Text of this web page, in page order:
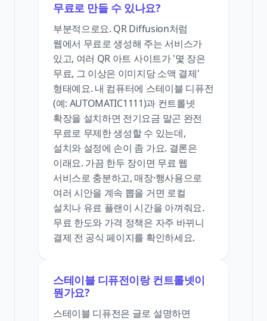
무료로 만들 수 있나요?
부분적으로요. QR Diffusion처럼
웹에서 무료로 생성해 주는 서비스가
있고, 여러 QR 아트 사이트가 '몇 장은
무료, 그 이상은 이미지당 소액 결제'
형태예요. 내 컴퓨터에 스테이블 디퓨전
(예: AUTOMATIC1111)과 컨트롤넷
확장을 설치하면 전기요금 말곤 완전
무료로 무제한 생성할 수 있는데,
설치와 설정에 손이 좀 가요. 결론은
이래요. 가끔 한두 장이면 무료 웹
서비스로 충분하고, 매장·행사용으로
여러 시안을 계속 뽑을 거면 로컬
설치나 유료 플랜이 시간을 아껴줘요.
무료 한도와 가격 정책은 자주 바뀌니
결제 전 공식 페이지를 확인하세요.
스테이블 디퓨전이랑 컨트롤넷이
뭔가요?
스테이블 디퓨전은 글로 설명하면